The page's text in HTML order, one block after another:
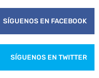
SÍGUENOS EN FACEBOOK
SÍGUENOS EN TWITTER